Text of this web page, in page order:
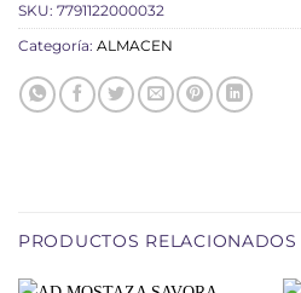
SKU: 7791122000032
Categoría: ALMACEN
PRODUCTOS RELACIONADOS